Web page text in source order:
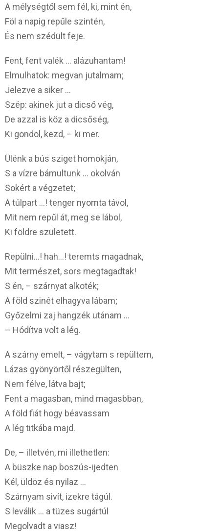
A mélységtől sem fél, ki, mint én,
Föl a napig repűle szintén,
És nem szédült feje.
Fent, fent valék … alázuhantam!
Elmulhatok: megvan jutalmam;
Jelezve a siker …
Szép: akinek jut a dicső vég,
De azzal is köz a dicsőség,
Ki gondol, kezd, – ki mer.
Ülénk a bús sziget homokján,
S a vízre bámultunk … okolván
Sokért a végzetet;
A túlpart …! tenger nyomta távol,
Mit nem repűl át, meg se lábol,
Ki földre született.
Repülni…! hah…! teremts magadnak,
Mit természet, sors megtagadtak!
S én, – szárnyat alkoték;
A föld szinét elhagyva lábam;
Győzelmi zaj hangzék utánam …
– Hódítva volt a lég.
A szárny emelt, – vágytam s repültem,
Lázas gyönyörtől részegülten,
Nem félve, látva bajt;
Fent a magasban, mind magasbban,
A föld fiát hogy béavassam
A lég titkába majd.
De, – illetvén, mi illethetlen:
A büszke nap boszús-ijedten
Kél, üldöz és nyilaz …
Szárnyam sivít, izekre tágúl.
S leválik … a tüzes sugártúl
Megolvadt a viasz!